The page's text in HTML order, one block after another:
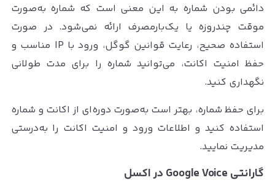
دائمی بودن شماره به این معنی است که شماره به‌صورت
موقت چندروزه یا یک‌بارمصرف ارائه نمی‌شود. در صورت
استفاده صحیح، رعایت قوانین گوگل، ورود با IP مناسب و
حفظ امنیت اکانت، می‌توانید شماره را برای مدت طولانی
نگهداری کنید.
برای حفظ شماره، بهتر است به‌صورت دوره‌ای از اکانت و شماره
استفاده کنید و اطلاعات ورود و امنیت اکانت را به‌درستی
مدیریت نمایید.
گارانتی Google Voice در اکسل